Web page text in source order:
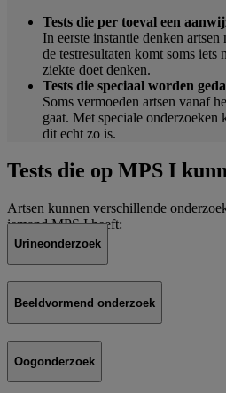
Tests die per toeval een
In eerste instantie denken
de testresultaten komt soms iets
ziekte doet denken.
Tests die speciaal worden
Soms vermoeden artsen vanaf
gaat. Met speciale onderzoeken
dit echt zo is.
Tests die op MPS I
Artsen kunnen verschillende
iemand MPS I heeft:
Urineonderzoek
Beeldvormend onderzoek
Oogonderzoek